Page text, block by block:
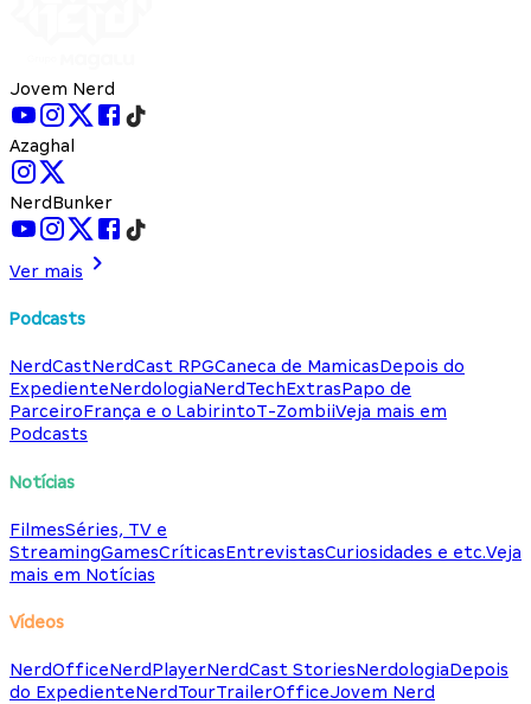
Jovem Nerd
Azaghal
NerdBunker
Ver mais
Podcasts
NerdCastNerdCast RPGCaneca de MamicasDepois do
ExpedienteNerdologiaNerdTechExtrasPapo de
ParceiroFrança e o LabirintoT-ZombiiVeja mais em
Podcasts
Notícias
FilmesSéries, TV e
StreamingGamesCríticasEntrevistasCuriosidades e etc.Veja
mais em Notícias
Vídeos
NerdOfficeNerdPlayerNerdCast StoriesNerdologiaDepois
do ExpedienteNerdTourTrailerOfficeJovem Nerd